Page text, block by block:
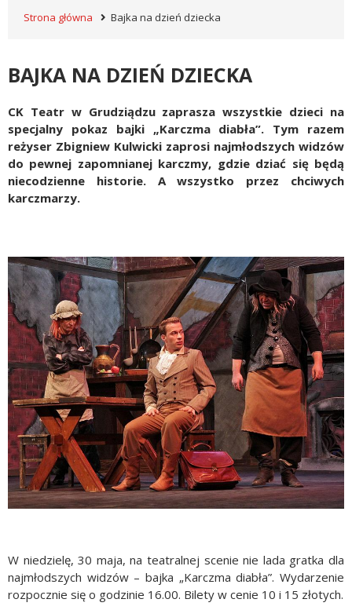
Strona główna Bajka na dzień dziecka
BAJKA NA DZIEŃ DZIECKA
CK Teatr w Grudziądzu zaprasza wszystkie dzieci na
specjalny pokaz bajki „Karczma diabła”. Tym razem
reżyser Zbigniew Kulwicki zaprosi najmłodszych widzów
do pewnej zapomnianej karczmy, gdzie dziać się będą
niecodzienne historie. A wszystko przez chciwych
karczmarzy.
W niedzielę, 30 maja, na teatralnej scenie nie lada gratka dla
najmłodszych widzów – bajka „Karczma diabła”. Wydarzenie
rozpocznie się o godzinie 16.00. Bilety w cenie 10 i 15 złotych.